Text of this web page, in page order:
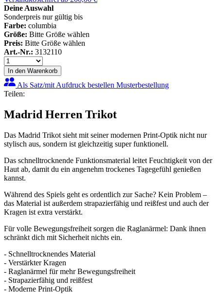
Deine Auswahl
Sonderpreis nur gültig bis
Farbe: columbia
Größe: Bitte Größe wählen
Preis: Bitte Größe wählen
Art.-Nr.: 3132110
In den Warenkorb
Als Satz/mit Aufdruck bestellen Musterbestellung
Teilen:
Madrid Herren Trikot
Das Madrid Trikot sieht mit seiner modernen Print-Optik nicht nur
stylisch aus, sondern ist gleichzeitig super funktionell.
Das schnelltrocknende Funktionsmaterial leitet Feuchtigkeit von der
Haut ab, damit du ein angenehm trockenes Tagegefühl genießen
kannst.
Während des Spiels geht es ordentlich zur Sache? Kein Problem –
das Material ist außerdem strapazierfähig und reißfest und auch der
Kragen ist extra verstärkt.
Für volle Bewegungsfreiheit sorgen die Raglanärmel: Dank ihnen
schränkt dich mit Sicherheit nichts ein.
- Schnelltrocknendes Material
- Verstärkter Kragen
- Raglanärmel für mehr Bewegungsfreiheit
- Strapazierfähig und reißfest
- Moderne Print-Optik